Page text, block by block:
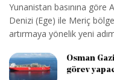
Yunanistan basınına göre
Denizi (Ege) ile Meriç
artırmaya yönelik yeni
Osman
görev